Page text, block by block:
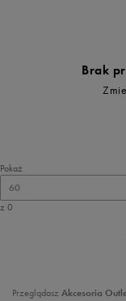
Brak
Pokaż
60
z 0
Przeglądasz Akcesoria